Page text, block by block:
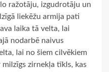
ražotāju, izgudrotāju un
liekēžu armija pati
laika tā velta, lai
nodarbē naivus
lai no šiem cilvēkiem
milzīgs zirnekļa tīkls, kas